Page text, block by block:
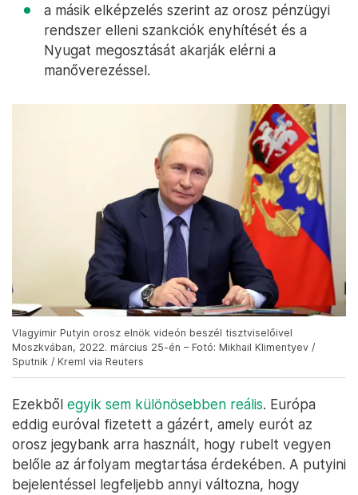
a másik elképzelés szerint az orosz pénzügyi
rendszer elleni szankciók enyhítését és a
Nyugat megosztását akarják elérni a
manőverezéssel.
Vlagyimir Putyin orosz elnök videón beszél tisztviselőivel
Moszkvában, 2022. március 25-én – Fotó: Mikhail Klimentyev /
Sputnik / Kreml via Reuters
Ezekből egyik sem különösebben reális. Európa
eddig euróval fizetett a gázért, amely eurót az
orosz jegybank arra használt, hogy rubelt vegyen
belőle az árfolyam megtartása érdekében. A putyini
bejelentéssel legfeljebb annyi változna, hogy